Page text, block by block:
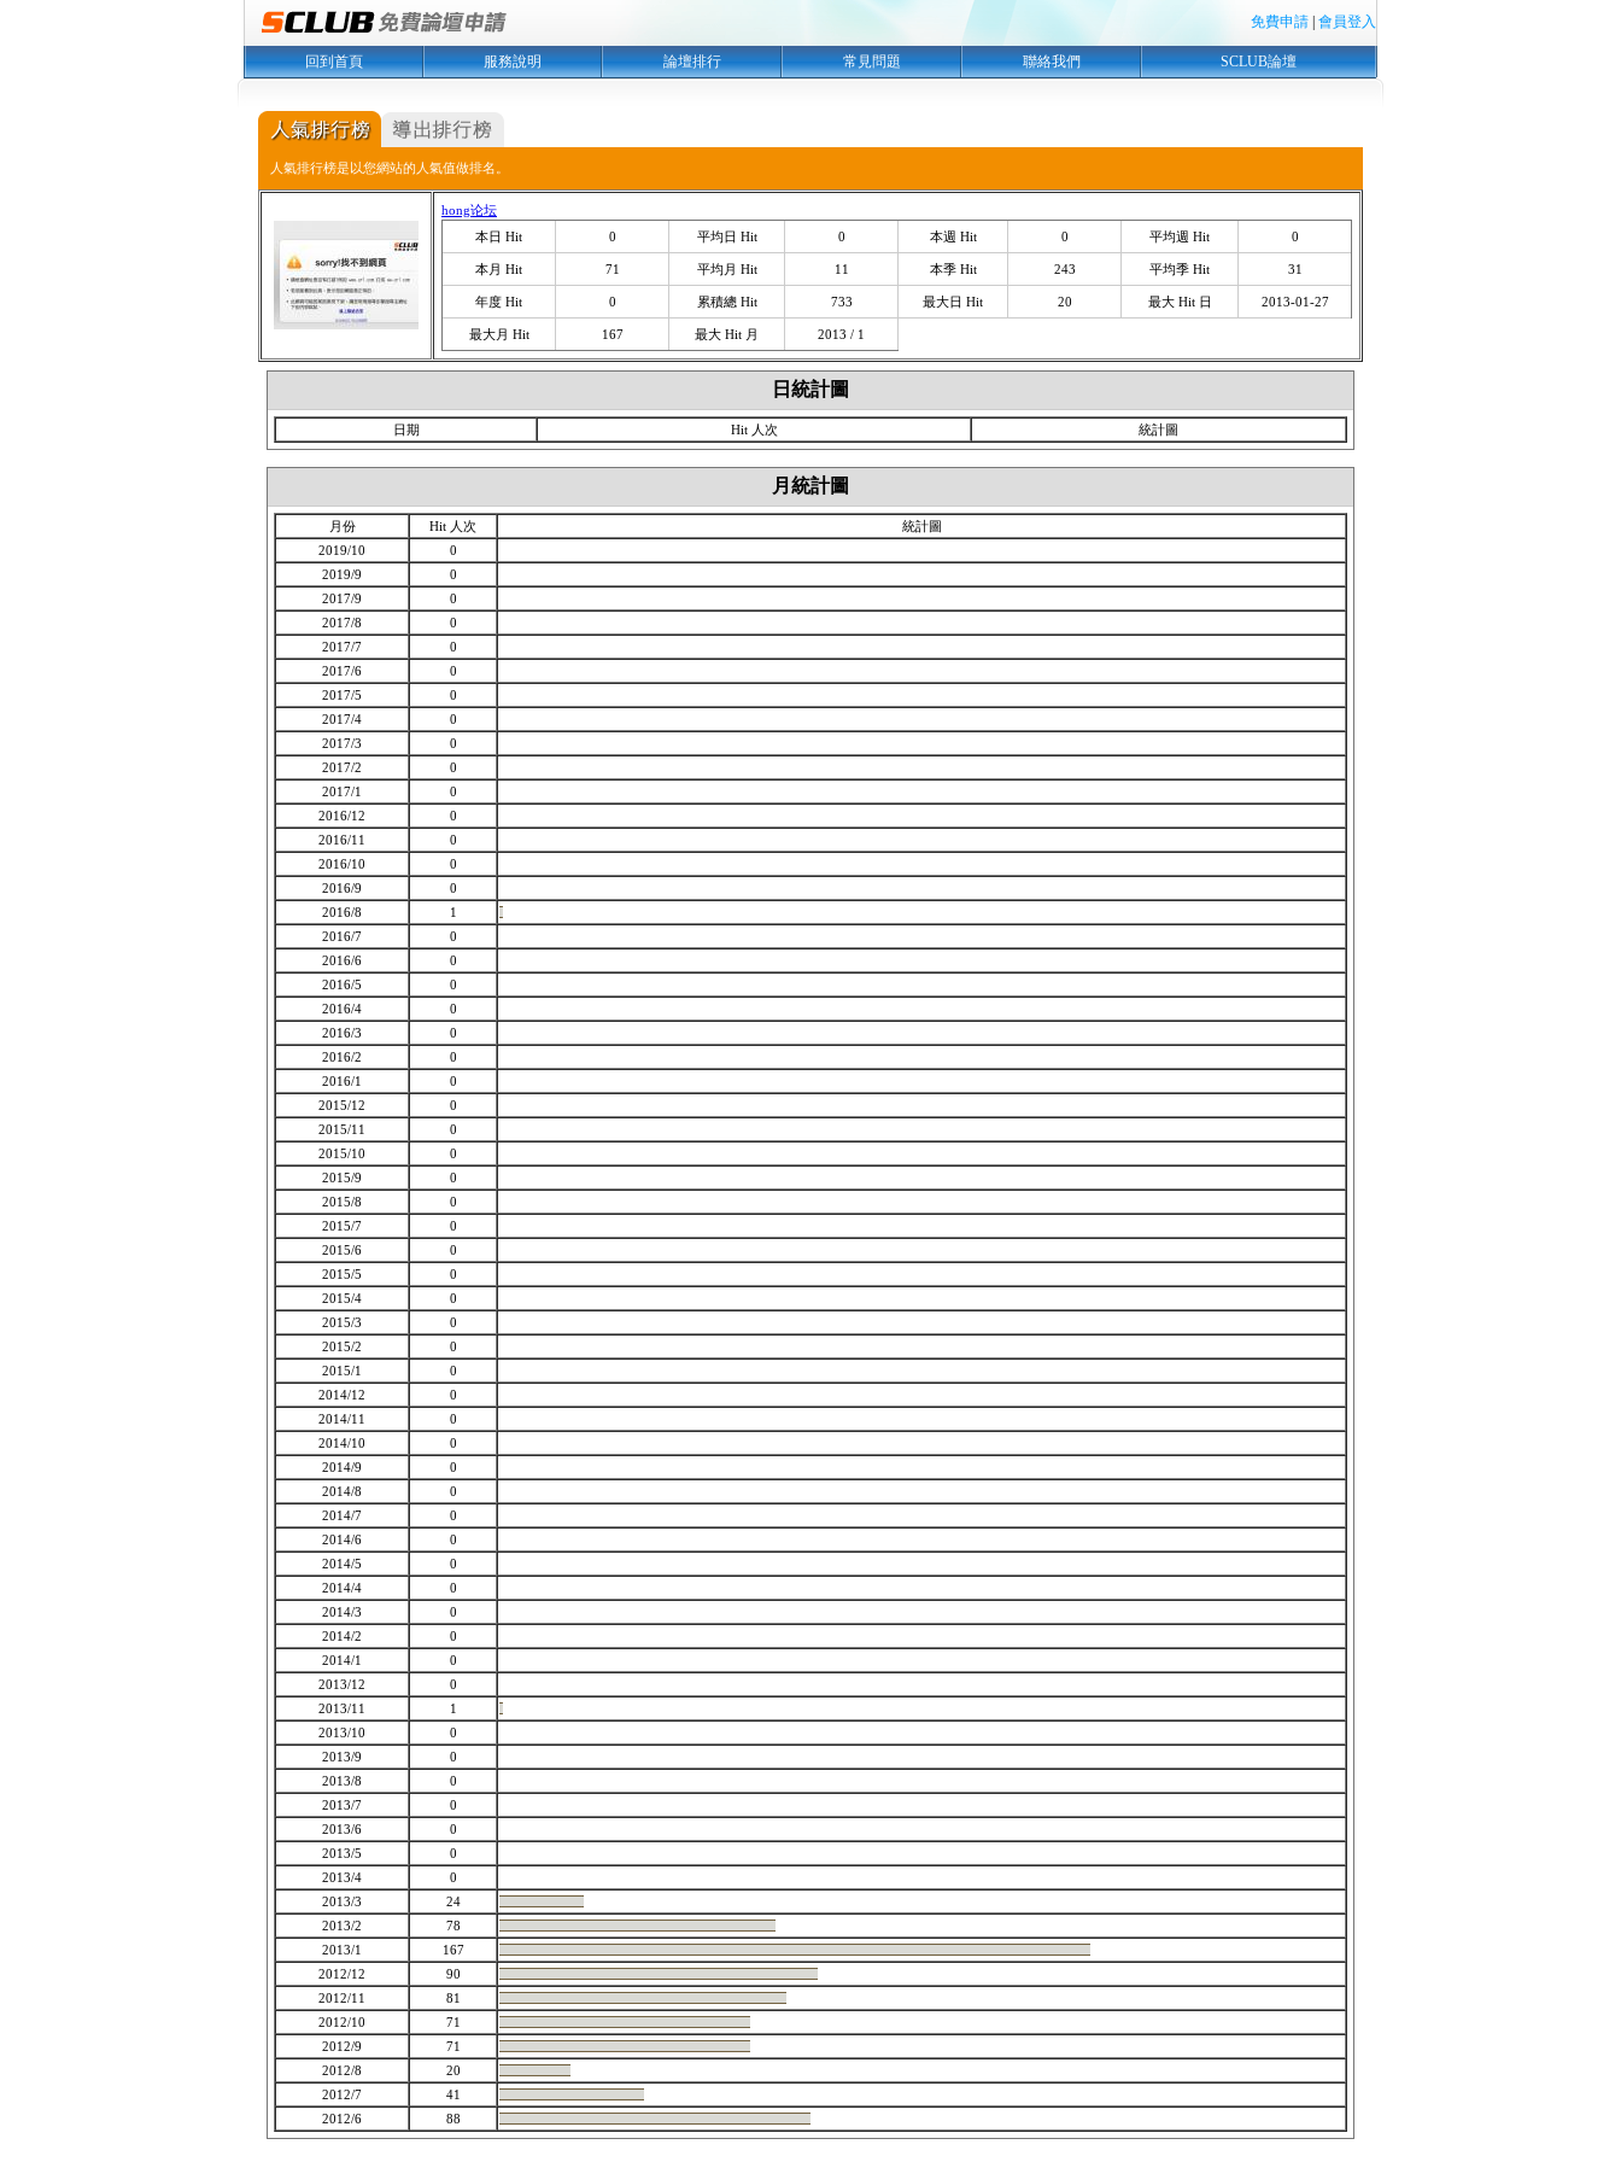
免費申請 會員登入
回到首頁 服務說明 論壇排行 常見問題 聯絡我們 SCLUB論壇
人氣排行榜是以您網站的人氣值做排名。
hong论坛
本日 Hit
0 平均日 Hit 0 本週 Hit 0 平均週 Hit 0
本月 Hit 71 平均月 Hit 11 本季 Hit 243 平均季 Hit 31
年度 Hit 0 累積總 Hit 733 最大日 Hit 20 最大 Hit 日 2013-01-27
最大月 Hit 167 最大 Hit 月 2013 / 1
日統計圖
日期 Hit 人次 統計圖
月統計圖
月份 Hit 人次
統計圖
2019/10
0
2019/9
0
2017/9
0
2017/8
0
2017/7
0
2017/6
0
2017/5
0
2017/4
0
2017/3
0
2017/2
0
2017/1
0
2016/12
0
2016/11
0
2016/10
0
2016/9
0
2016/8
1
2016/7
0
2016/6
0
2016/5
0
2016/4
0
2016/3
0
2016/2
0
2016/1
0
2015/12
0
2015/11
0
2015/10
0
2015/9
0
2015/8
0
2015/7
0
2015/6
0
2015/5
0
2015/4
0
2015/3
0
2015/2
0
2015/1
0
2014/12
0
2014/11
0
2014/10
0
2014/9
0
2014/8
0
2014/7
0
2014/6
0
2014/5
0
2014/4
0
2014/3
0
2014/2
0
2014/1
0
2013/12
0
2013/11
1
2013/10
0
2013/9
0
2013/8
0
2013/7
0
2013/6
0
2013/5
0
2013/4
0
2013/3
24
2013/2
78
2013/1
167
2012/12
90
2012/11
81
2012/10
71
2012/9
71
2012/8
20
2012/7
41
2012/6
88